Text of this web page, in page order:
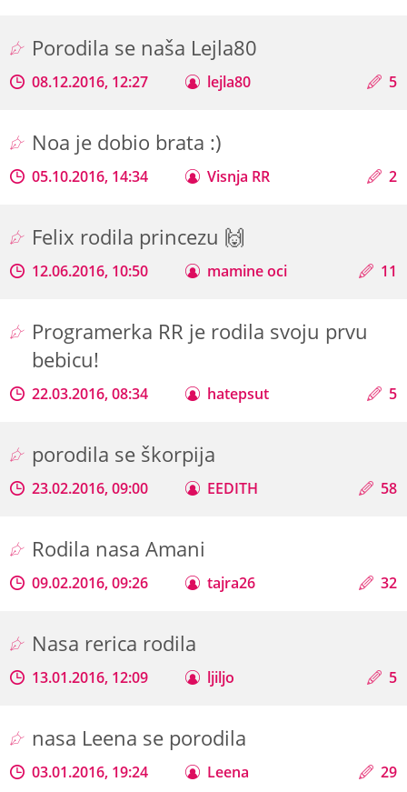
Porodila se naša Lejla80
08.12.2016, 12:27 lejla80 5
Noa je dobio brata :)
05.10.2016, 14:34 Visnja RR 2
Felix rodila princezu 🙌
12.06.2016, 10:50 mamine oci 11
Programerka RR je rodila svoju prvu
bebicu!
22.03.2016, 08:34 hatepsut 5
porodila se škorpija
23.02.2016, 09:00 EEDITH 58
Rodila nasa Amani
09.02.2016, 09:26 tajra26 32
Nasa rerica rodila
13.01.2016, 12:09 ljiljo 5
nasa Leena se porodila
03.01.2016, 19:24 Leena 29